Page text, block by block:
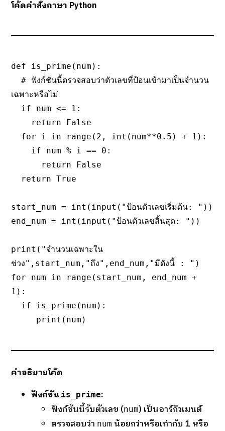
โค้ดคำสั่งภาษา Python
def is_prime(num):
  # ฟังก์ชันนี้ตรวจสอบว่าตัวเลขที่ป้อนเข้ามาเป็นจำนวน
เฉพาะหรือไม่
start_num = int(input("ป้อนตัวเลขเริ่มต้น: "))
end_num = int(input("ป้อนตัวเลขสิ้นสุด: "))
print("จำนวนเฉพาะใน
ช่วง",start_num,"ถึง",end_num,"มีดังนี้ : ")
for num in range(start_num, end_num +
1):
     print(num)
คำอธิบายโค้ด
ฟังก์ชัน is_prime:
ฟังก์ชันนี้รับตัวเลข (num) เป็นอาร์กิวเมนต์
ตรวจสอบว่า num น้อยกว่าหรือเท่ากับ 1 หรือ